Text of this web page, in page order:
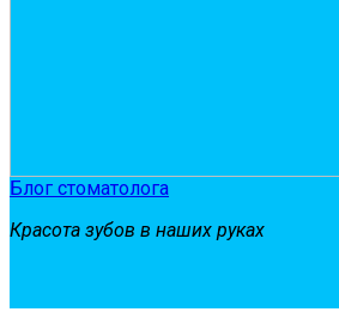
Блог стоматолога
Красота зубов в наших руках